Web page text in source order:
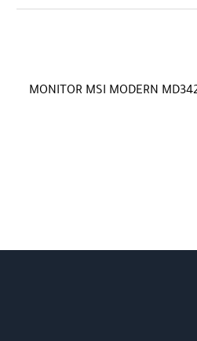
MONITOR MSI MODERN